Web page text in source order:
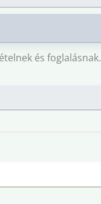
és foglalásnak.